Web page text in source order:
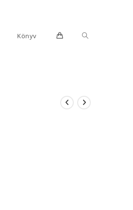
Könyv Toggle
website